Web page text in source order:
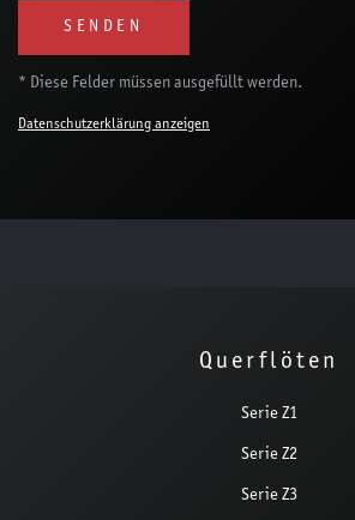
* Diese Felder müssen ausgefüllt werden.
Datenschutzerklärung anzeigen
Querflöten
Serie Z1
Serie Z2
Serie Z3